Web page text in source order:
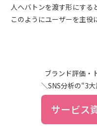
人へバトンを渡す形にする
このようにユーザーを主役
ブランド評価・
＼SNS分析の“3
サービス